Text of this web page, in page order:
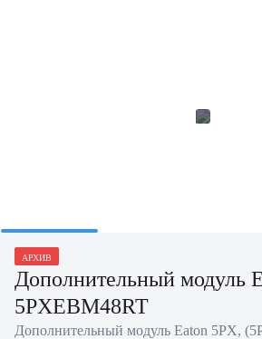
АРХИВ
Дополнительный модуль
5PXEBM48RT
Дополнительный модуль Eaton 5PX,